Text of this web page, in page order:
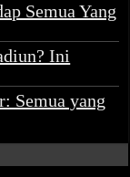
Semua Yang
Ini
Semua yang